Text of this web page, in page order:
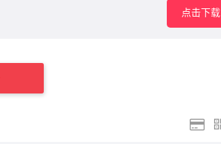
点击下载